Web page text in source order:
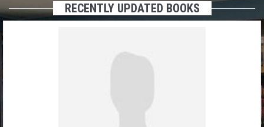
RECENTLY UPDATED BOOKS